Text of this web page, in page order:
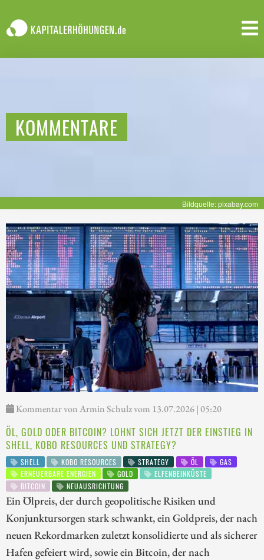
KOMMENTARE
Bildquelle: pixabay.com
Kommentar von Armin Schulz vom 13.07.2026 | 05:20
ÖL, GOLD ODER BITCOIN? LOHNT SICH JETZT DER EINSTIEG IN
SHELL, KOBO RESOURCES UND STRATEGY?
SHELL KOBO RESOURCES STRATEGY ÖL
GAS
ERNEUERBARE ENERGIEN
GOLD
ELFENBEINKÜSTE
BITCOIN
NEUAUSRICHTUNG
Ein Ölpreis, der durch geopolitische Risiken und
Konjunktursorgen stark schwankt, ein Goldpreis, der nach
neuen Rekordmarken zuletzt konsolidierte und als sicherer
Hafen gefeiert wird, sowie ein Bitcoin, der nach